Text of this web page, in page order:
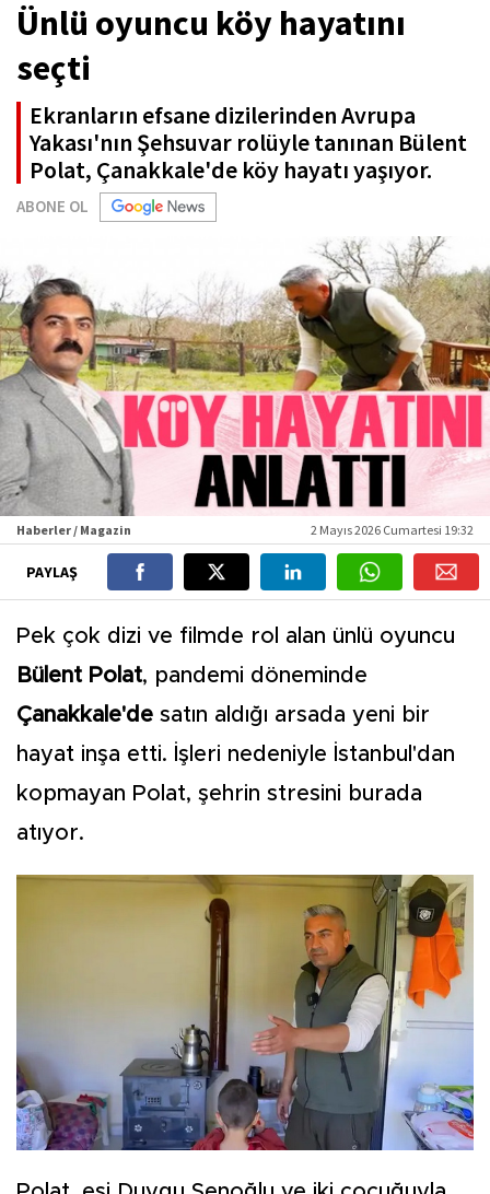
Ünlü oyuncu köy hayatını
seçti
Ekranların efsane dizilerinden Avrupa
Yakası'nın Şehsuvar rolüyle tanınan Bülent
Polat, Çanakkale'de köy hayatı yaşıyor.
ABONE OL
Haberler / Magazin 2 Mayıs 2026 Cumartesi 19:32
PAYLAŞ
Pek çok dizi ve filmde rol alan ünlü oyuncu
Bülent Polat, pandemi döneminde
Çanakkale'de satın aldığı arsada yeni bir
hayat inşa etti. İşleri nedeniyle İstanbul'dan
kopmayan Polat, şehrin stresini burada
atıyor.